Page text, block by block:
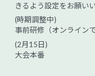
きるよう設定をお願い
(時期調整中)
事前研修（オンライン
(2月15日)
大会本番